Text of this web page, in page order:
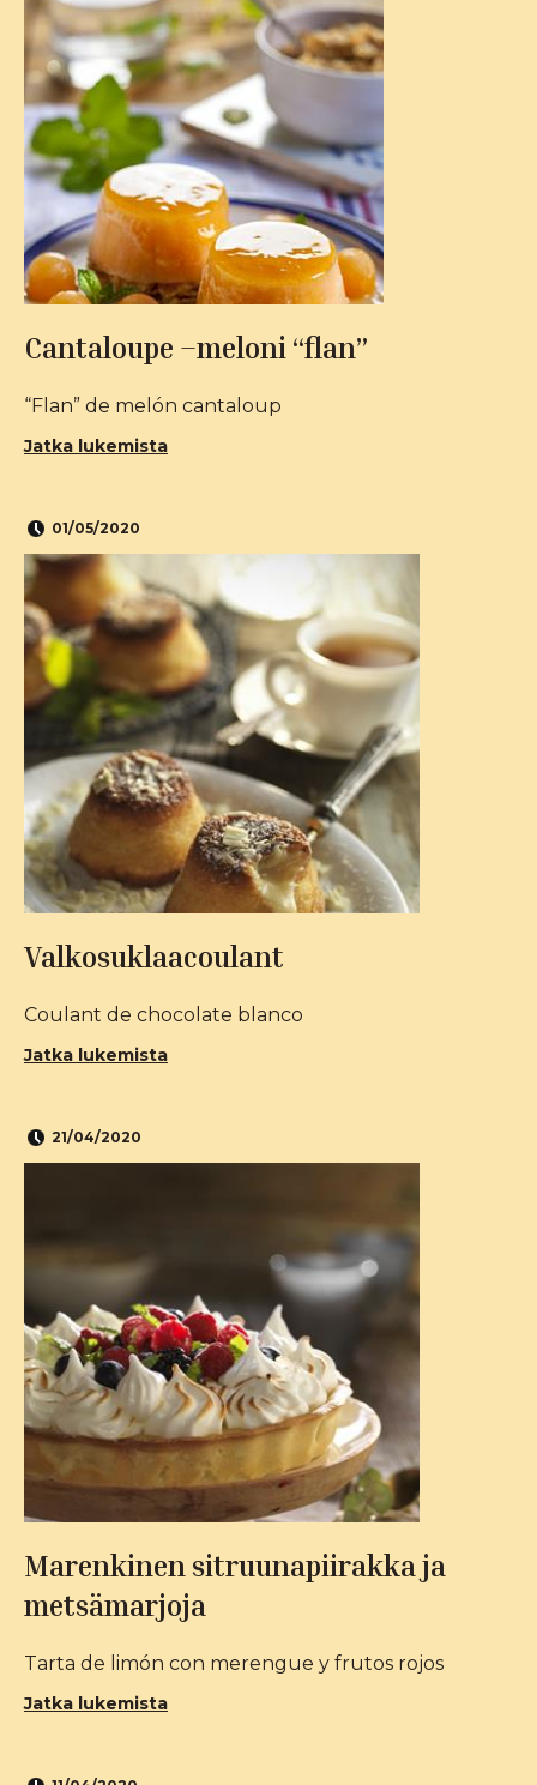
Cantaloupe –meloni “flan”
“Flan” de melón cantaloup
Jatka lukemista
01/05/2020
Valkosuklaacoulant
Coulant de chocolate blanco
Jatka lukemista
21/04/2020
Marenkinen sitruunapiirakka ja
metsämarjoja
Tarta de limón con merengue y frutos rojos
Jatka lukemista